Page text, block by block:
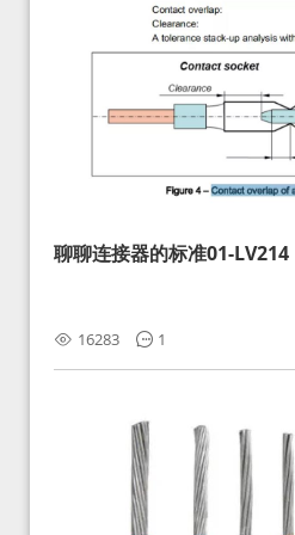
聊聊连接器的标准01-LV214
16283 1